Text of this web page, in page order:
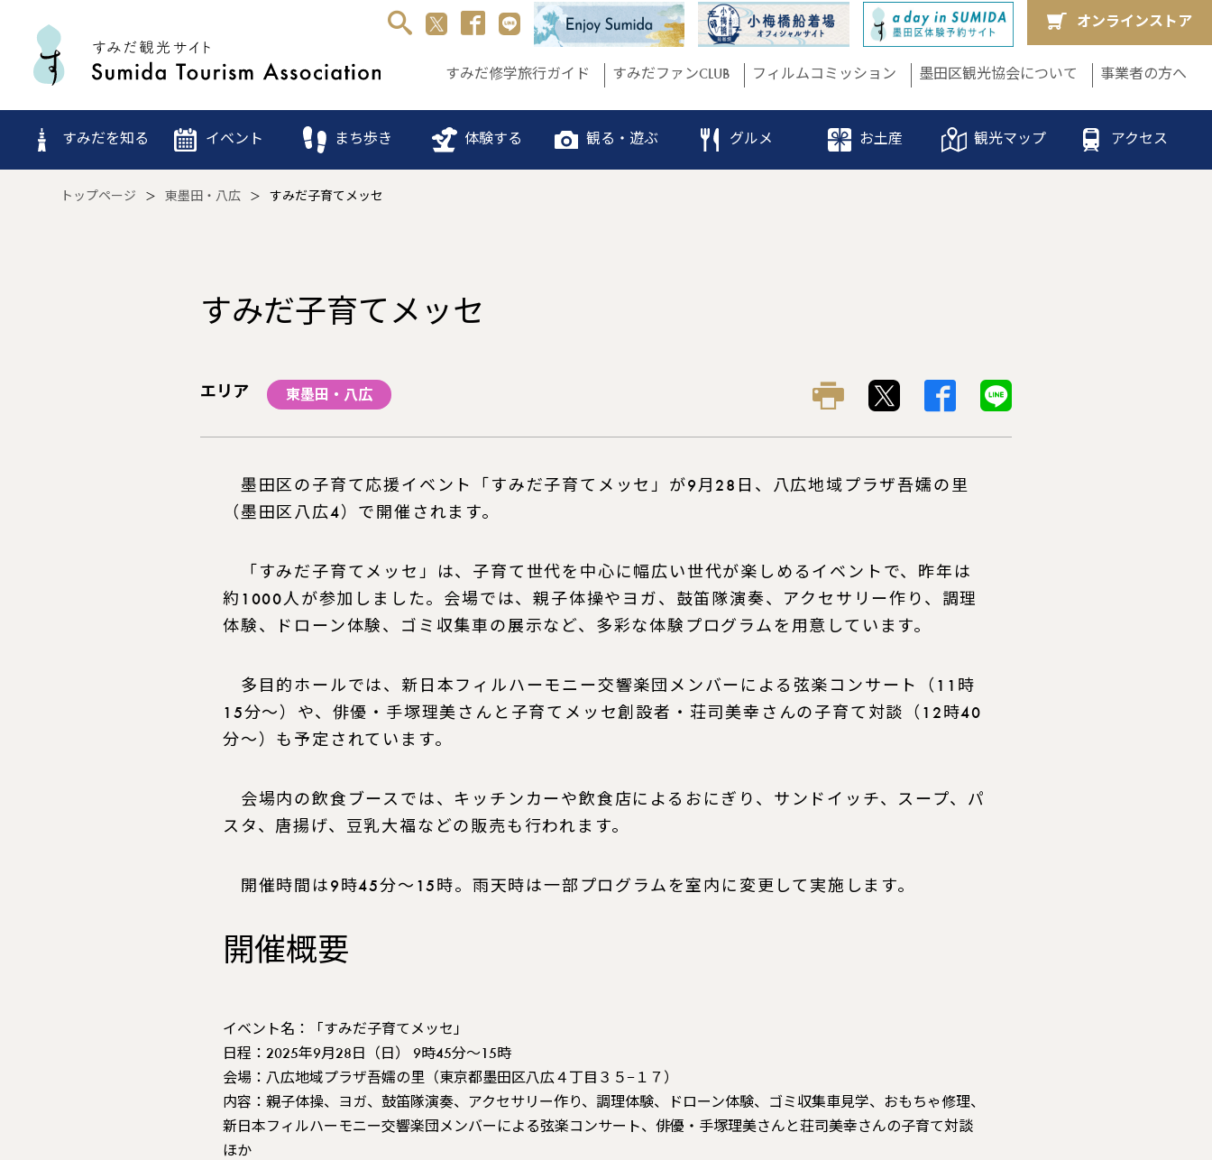
オンラインストア
すみだ修学旅行ガイド すみだファンCLUB フィルムコミッション 墨田区観光協会について 事業者の方へ
すみだを知る イベント まち歩き 体験する 観る・遊ぶ グルメ お土産 観光マップ アクセス
トップページ 東墨田・八広 すみだ子育てメッセ
すみだ子育てメッセ
エリア 東墨田・八広
墨田区の子育て応援イベント「すみだ子育てメッセ」が9月28日、八広地域プラザ吾嬬の里
（墨田区八広4）で開催されます。
「すみだ子育てメッセ」は、子育て世代を中心に幅広い世代が楽しめるイベントで、昨年は
約1000人が参加しました。会場では、親子体操やヨガ、鼓笛隊演奏、アクセサリー作り、調理
体験、ドローン体験、ゴミ収集車の展示など、多彩な体験プログラムを用意しています。
多目的ホールでは、新日本フィルハーモニー交響楽団メンバーによる弦楽コンサート（11時
15分〜）や、俳優・手塚理美さんと子育てメッセ創設者・荘司美幸さんの子育て対談（12時40
分〜）も予定されています。
会場内の飲食ブースでは、キッチンカーや飲食店によるおにぎり、サンドイッチ、スープ、パ
スタ、唐揚げ、豆乳大福などの販売も行われます。
開催時間は9時45分〜15時。雨天時は一部プログラムを室内に変更して実施します。
開催概要
イベント名 ：「すみだ子育てメッセ」
日程 ：2025年9月28日（日） 9時45分〜15時
会場 ：八広地域プラザ吾嬬の里（東京都墨田区八広４丁目３５−１７）
内容 ：親子体操、ヨガ、鼓笛隊演奏、アクセサリー作り、調理体験、ドローン体験、ゴミ収集車見学、おもちゃ修理、
新日本フィルハーモニー交響楽団メンバーによる弦楽コンサート、俳優・手塚理美さんと荘司美幸さんの子育て対談
ほか